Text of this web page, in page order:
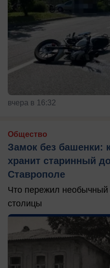
вчера в 16:32
Общество
Замок без башенки:
хранит старинный
Ставрополе
Что пережил необычный
столицы